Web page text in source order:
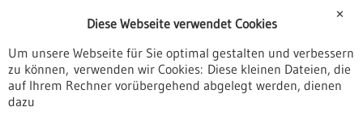
https://www.gesundheitsindustrie-
erkrankungen-ulm
Veranstaltung -
✕
Diese Webseite verwendet Cookies
Um unsere Webseite für Sie optimal gestalten und verbessern
zu können, verwenden wir Cookies: Diese kleinen Dateien, die
auf Ihrem Rechner vorübergehend abgelegt werden, dienen
dazu